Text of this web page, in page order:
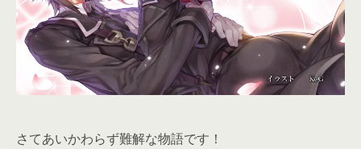
さてあいかわらず難解な物語です！